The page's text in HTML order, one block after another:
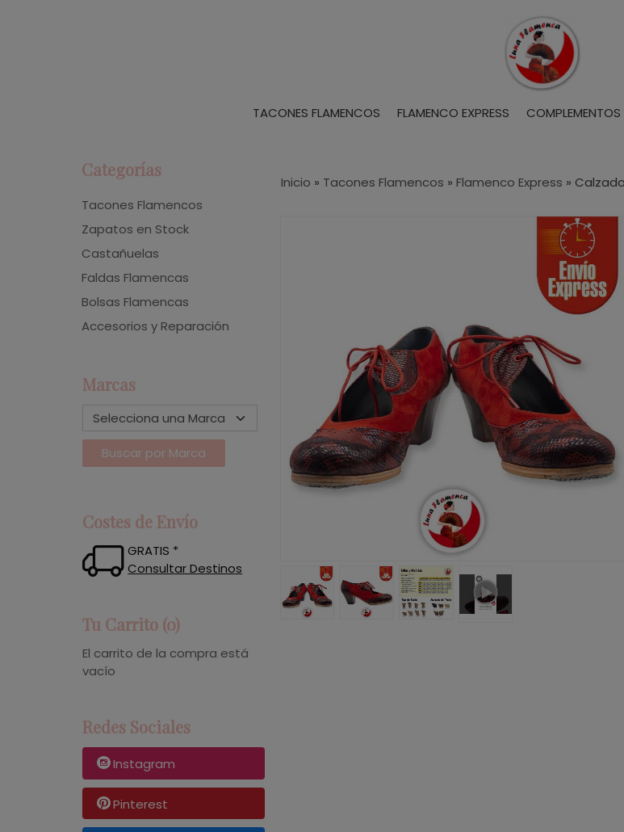
TACONES FLAMENCOS FLAMENCO EXPRESS COMPLEMENTOS
Categorías
Tacones Flamencos
Zapatos en Stock
Castañuelas
Faldas Flamencas
Bolsas Flamencas
Accesorios y Reparación
Marcas
Costes de Envío
GRATIS *
Consultar Destinos
Tu Carrito (0)
El carrito de la compra está
vacío
Redes Sociales
Instagram
Pinterest
Inicio » Tacones Flamencos » Flamenco Express »